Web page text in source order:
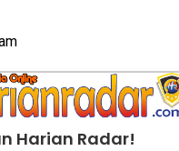
Harian Radar!